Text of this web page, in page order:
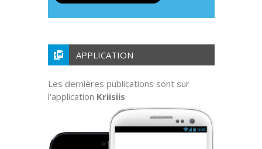
APPLICATION
Les dernières publications sont sur
l'application Kriisiis